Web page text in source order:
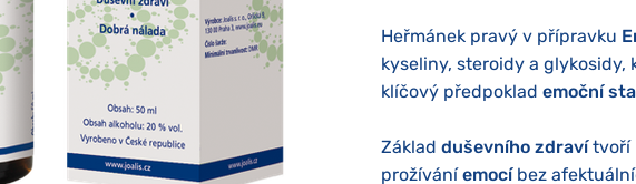
Heřmánek pravý v přípravku
kyseliny, steroidy a glykosidy,
klíčový předpoklad emoční
Základ duševního zdravítvoří
prožíváníemocíbez